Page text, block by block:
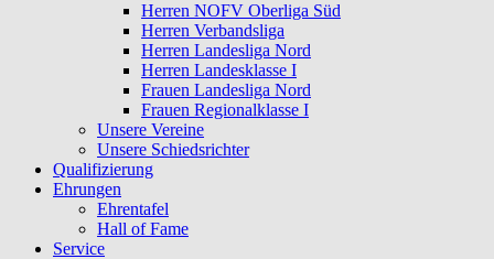
Herren NOFV Oberliga Süd
Herren Verbandsliga
Herren Landesliga Nord
Herren Landesklasse I
Frauen Landesliga Nord
Frauen Regionalklasse I
Unsere Vereine
Unsere Schiedsrichter
Qualifizierung
Ehrungen
Ehrentafel
Hall of Fame
Service